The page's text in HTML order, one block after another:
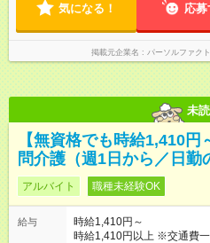
気になる！ 応募
掲載元企業名 パーソルファク
未読
【無資格でも時給1,410
問介護（週1日から／日勤
アルバイト 職種未経験OK
給与
時給1,410円～
時給1,410円以上 ※交通費